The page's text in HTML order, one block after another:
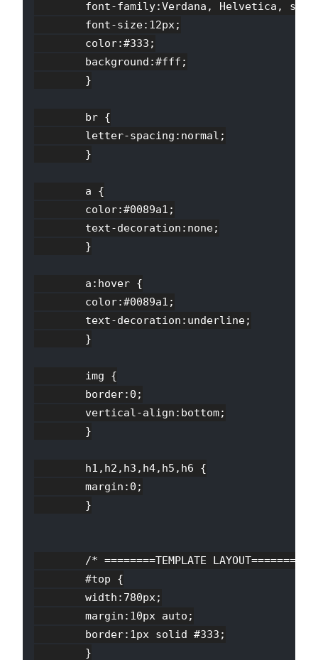
font-family:Verdana, Helvetica,
        font-size:12px;
        color:#333;
        background:#fff;
        }
        br {
        letter-spacing:normal;
        }
        a {
        color:#0089a1;
        text-decoration:none;
        }
        a:hover {
        color:#0089a1;
        text-decoration:underline;
        }
        img {
        border:0;
        vertical-align:bottom;
        }
        h1,h2,h3,h4,h5,h6 {
        margin:0;
        }
/* ========TEMPLATE LAYOUT========
        #top {
        width:780px;
        margin:10px auto;
        border:1px solid #333;
        }